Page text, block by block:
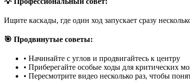
Ищите каскады, где один ход запускает сразу
🎯 Продвинутые советы:
• Начинайте с углов и продвигайтесь к центру
• Приберегайте особые ходы для критических
• Пересмотрите видео несколько раз, чтобы